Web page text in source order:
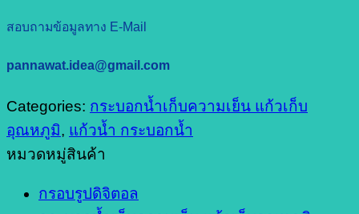
สอบถามข้อมูลทาง E-Mail
pannawat.idea@gmail.com
Categories: กระบอกน้ำเก็บความเย็น แก้วเก็บ
อุณหภูมิ, แก้วน้ำ กระบอกน้ำ
หมวดหมู่สินค้า
กรอบรูปดิจิตอล